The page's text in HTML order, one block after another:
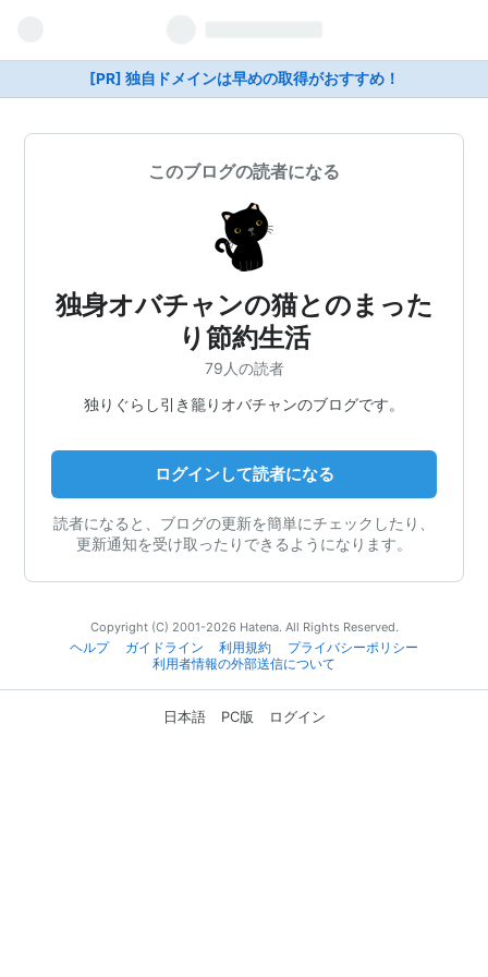
[PR] 独自ドメインは早めの取得がおすすめ！
このブログの読者になる
独身オバチャンの猫とのまった
り節約生活
79人の読者
独りぐらし引き籠りオバチャンのブログです。
ログインして読者になる
読者になると、ブログの更新を簡単にチェックしたり、
更新通知を受け取ったりできるようになります。
Copyright (C) 2001-2026 Hatena. All Rights Reserved.
ヘルプ
ガイドライン 利用規約
プライバシーポリシー
利用者情報の外部送信について
日本語 PC版 ログイン